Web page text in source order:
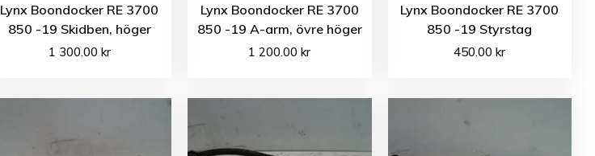
Lynx Boondocker RE 3700
850 -19 Skidben, höger
1 300.00 kr
Lynx Boondocker RE 3700
850 -19 A-arm, övre höger
1 200.00kr
Lynx Boondocker RE 3700
850 -19 Styrstag
450.00kr